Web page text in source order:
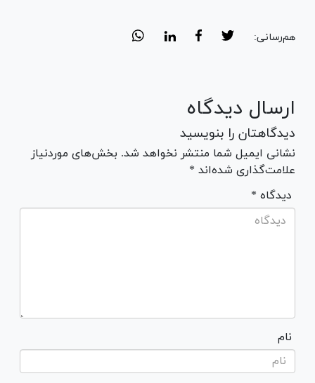
هم‌رسانی:
ارسال دیدگاه
دیدگاهتان را بنویسید
نشانی ایمیل شما منتشر نخواهد شد. بخش‌های موردنیاز
علامت‌گذاری شده‌اند *
* دیدگاه
نام